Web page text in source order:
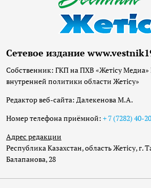
Сетевое издание
Собственник: ГКП на ПХВ «Жетісу Медиа»
внутренней политики области Жетісу»
Редактор веб-сайта: Далекенова М.А.
Номер телефона приёмной: + 7 (7282) 40-
Адрес редакции
Республика Казахстан, область Жетісу, г.
Балапанова, 28